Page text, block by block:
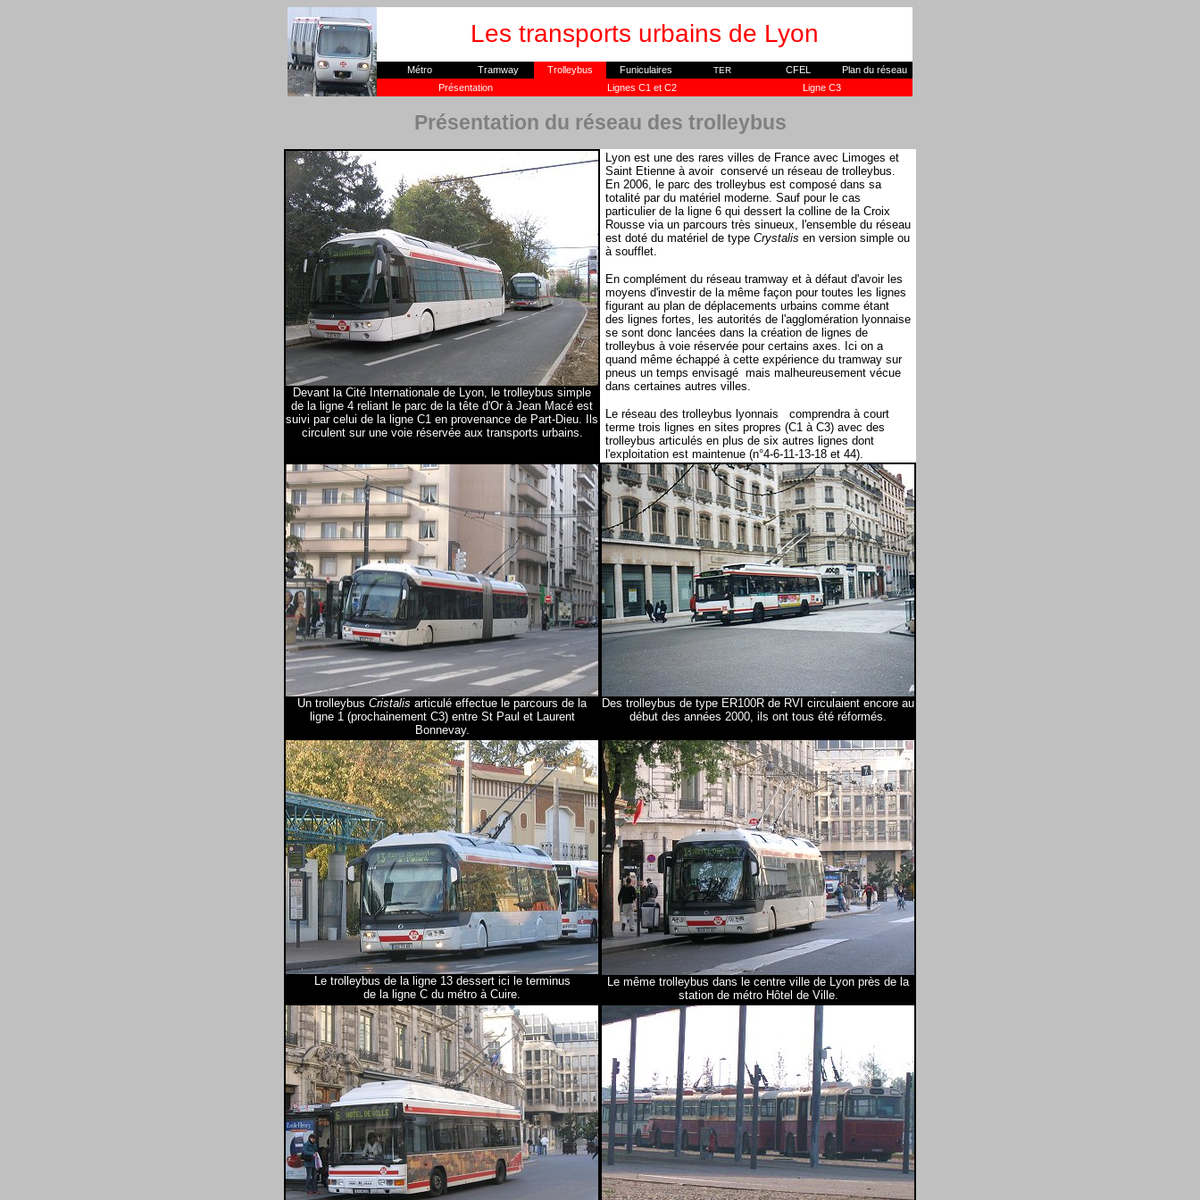
Les transports urbains de Lyon
Métro Tramway Trolleybus Funiculaires TER CFEL
Plan du réseau
Présentation
Lignes C1 et C2 Ligne C3
Présentation du réseau des trolleybus
Devant la Cité Internationale de Lyon, le trolleybus simple
de la ligne 4 reliant le parc de la tête d'Or à Jean Macé est
suivi par celui de la ligne C1 en provenance de Part-Dieu. Ils
circulent sur une voie réservée aux transports urbains.
Lyon est une des rares villes de France avec Limoges et
Saint Etienne à avoir conservé un réseau de trolleybus.
En 2006, le parc des trolleybus est composé dans sa
totalité par du matériel moderne. Sauf pour le cas
particulier de la ligne 6 qui dessert la colline de la Croix
Rousse via un parcours très sinueux, l'ensemble du réseau
est doté du matériel de type Crystalis en version simple ou
à soufflet.
En complément du réseau tramway et à défaut d'avoir les
moyens d'investir de la même façon pour toutes les lignes
figurant au plan de déplacements urbains comme étant
des lignes fortes, les autorités de l'agglomération lyonnaise
se sont donc lancées dans la création de lignes de
trolleybus à voie réservée pour certains axes. Ici on a
quand même échappé à cette expérience du tramway sur
pneus un temps envisagé mais malheureusement vécue
dans certaines autres villes.
Le réseau des trolleybus lyonnais comprendra à court
terme trois lignes en sites propres (C1 à C3) avec des
trolleybus articulés en plus de six autres lignes dont
l'exploitation est maintenue (n°4-6-11-13-18 et 44).
Un trolleybus Cristalis articulé effectue le parcours de la
ligne 1 (prochainement C3) entre St Paul et Laurent
Bonnevay.
Des trolleybus de type ER100R de RVI circulaient encore au
début des années 2000, ils ont tous été réformés.
Le trolleybus de la ligne 13 dessert ici le terminus
de la ligne C du métro à Cuire.
Le même trolleybus dans le centre ville de Lyon près de la
station de métro Hôtel de Ville.